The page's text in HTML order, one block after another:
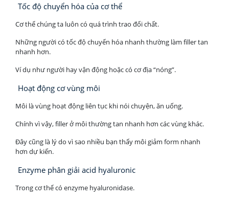
Tốc độ chuyển hóa của cơ thể
Cơ thể chúng ta luôn có quá trình trao đổi chất.
Những người có tốc độ chuyển hóa nhanh thường làm filler tan
nhanh hơn.
Ví dụ như người hay vận động hoặc có cơ địa “nóng”.
Hoạt động cơ vùng môi
Môi là vùng hoạt động liên tục khi nói chuyện, ăn uống.
Chính vì vậy, filler ở môi thường tan nhanh hơn các vùng khác.
Đây cũng là lý do vì sao nhiều bạn thấy môi giảm form nhanh
hơn dự kiến.
Enzyme phân giải acid hyaluronic
Trong cơ thể có enzyme hyaluronidase.